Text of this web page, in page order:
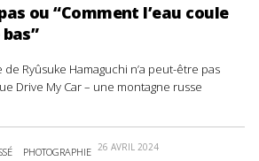
ou “Comment l’eau coule
Ryûsuke Hamaguchi n’a peut-être pas
Drive My Car – une montagne russe
PHOTOGRAPHIE 26 AVRIL 2024